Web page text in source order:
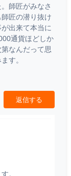
師匠がみなさ
匠の潜り抜け
出来て本当に
通貨ほどしか
なんだって思
す。
返信する
。